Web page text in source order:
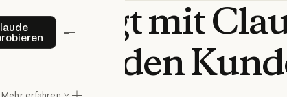
Claude ausprobieren
Mehr erfahren
bringtmit
KIinden